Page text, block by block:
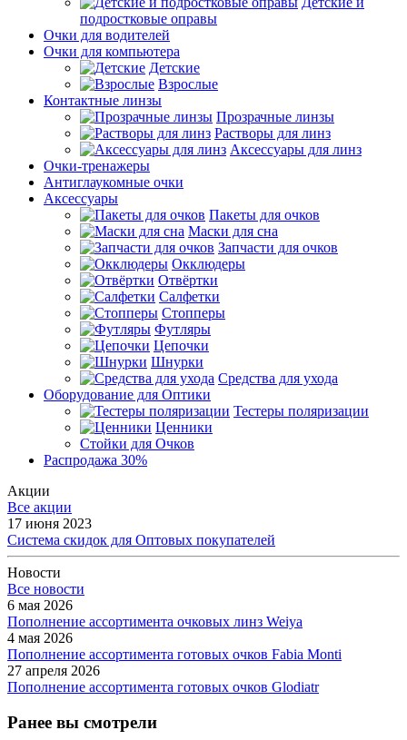
подростковые оправы
Очки для водителей
Очки для компьютера
Детские
Взрослые
Контактные линзы
Прозрачные линзы
Растворы для линз
Аксессуары для линз
Очки-тренажеры
Антиглаукомные очки
Аксессуары
Пакеты для очков
Маски для сна
Запчасти для очков
Окклюдеры
Отвёртки
Салфетки
Стопперы
Футляры
Цепочки
Шнурки
Средства для ухода
Оборудование для Оптики
Тестеры поляризации
Ценники
Стойки для Очков
Распродажа 30%
Акции
Все акции
17 июня 2023
Система скидок для Оптовых покупателей
Новости
Все новости
6 мая 2026
Пополнение ассортимента очковых линз Weiya
4 мая 2026
Пополнение ассортимента готовых очков Fabia Monti
27 апреля 2026
Пополнение ассортимента готовых очков Glodiatr
Ранее вы смотрели